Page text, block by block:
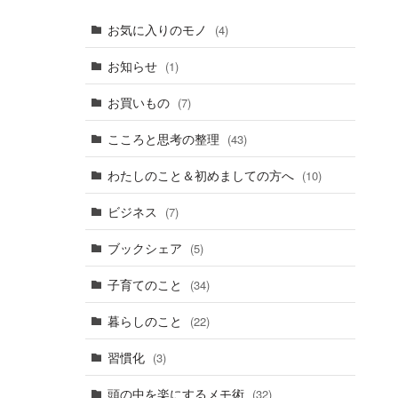
お気に入りのモノ (4)
お知らせ (1)
お買いもの (7)
こころと思考の整理 (43)
わたしのこと＆初めましての方へ (10)
ビジネス (7)
ブックシェア (5)
子育てのこと (34)
暮らしのこと (22)
習慣化 (3)
頭の中を楽にするメモ術 (32)